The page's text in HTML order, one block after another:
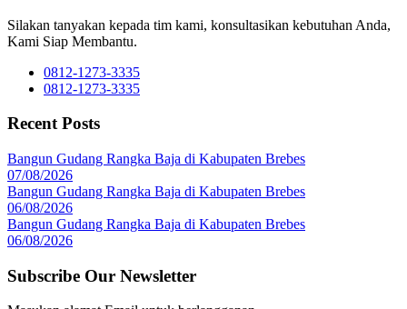
Silakan tanyakan kepada tim kami, konsultasikan kebutuhan Anda,
Kami Siap Membantu.
0812-1273-3335
0812-1273-3335
Recent Posts
Bangun Gudang Rangka Baja di Kabupaten Brebes
07/08/2026
Bangun Gudang Rangka Baja di Kabupaten Brebes
06/08/2026
Bangun Gudang Rangka Baja di Kabupaten Brebes
06/08/2026
Subscribe Our Newsletter